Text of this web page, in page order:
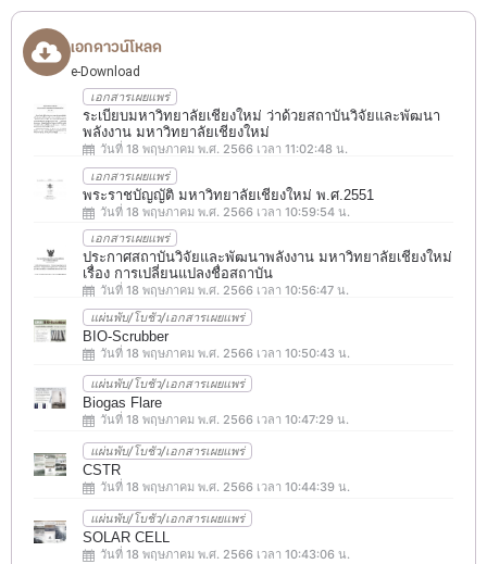
เอกดาวน์โหลด
e-Download
เอกสารเผยแพร่
ระเบียบมหาวิทยาลัยเชียงใหม่ ว่าด้วยสถาบันวิจัยและพัฒนา
พลังงาน มหาวิทยาลัยเชียงใหม่
วันที่ 18 พฤษภาคม พ.ศ. 2566 เวลา 11:02:48 น.
เอกสารเผยแพร่
พระราชบัญญัติ มหาวิทยาลัยเชียงใหม่ พ.ศ.2551
วันที่ 18 พฤษภาคม พ.ศ. 2566 เวลา 10:59:54 น.
เอกสารเผยแพร่
ประกาศสถาบันวิจัยและพัฒนาพลังงาน มหาวิทยาลัยเชียงใหม่
เรื่อง การเปลี่ยนแปลงชื่อสถาบัน
วันที่ 18 พฤษภาคม พ.ศ. 2566 เวลา 10:56:47 น.
แผ่นพับ/โบชัว/เอกสารเผยแพร่
BIO-Scrubber
วันที่ 18 พฤษภาคม พ.ศ. 2566 เวลา 10:50:43 น.
แผ่นพับ/โบชัว/เอกสารเผยแพร่
Biogas Flare
วันที่ 18 พฤษภาคม พ.ศ. 2566 เวลา 10:47:29 น.
แผ่นพับ/โบชัว/เอกสารเผยแพร่
CSTR
วันที่ 18 พฤษภาคม พ.ศ. 2566 เวลา 10:44:39 น.
แผ่นพับ/โบชัว/เอกสารเผยแพร่
SOLAR CELL
วันที่ 18 พฤษภาคม พ.ศ. 2566 เวลา 10:43:06 น.